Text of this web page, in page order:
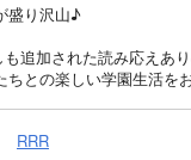
盛り沢山♪
追加された読み応えあり
との楽しい学園生活を
RRR